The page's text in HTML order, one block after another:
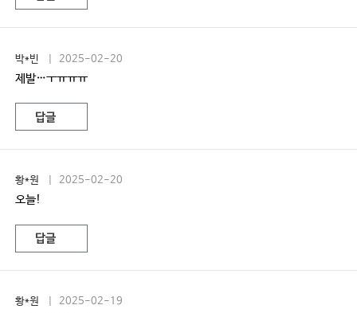
박*빈 | 2025-02-20
제발…ㅜㅠㅠㅠ
답글
황*원 | 2025-02-20
오늘!
답글
황*원 | 2025-02-19